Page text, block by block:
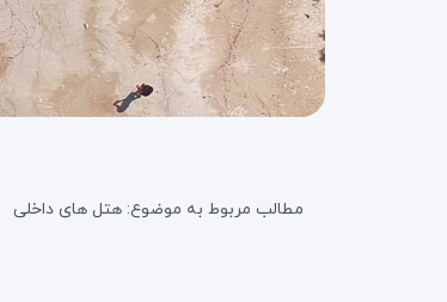
مطالب مربوط به موضوع: هتل های داخلی